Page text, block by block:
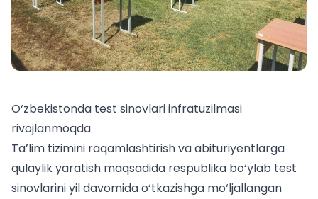
O‘zbekistonda test sinovlari infratuzilmasi
rivojlanmoqda
Ta’lim tizimini raqamlashtirish va abituriyentlarga
qulaylik yaratish maqsadida respublika bo‘ylab test
sinovlarini yil davomida o‘tkazishga mo‘ljallangan